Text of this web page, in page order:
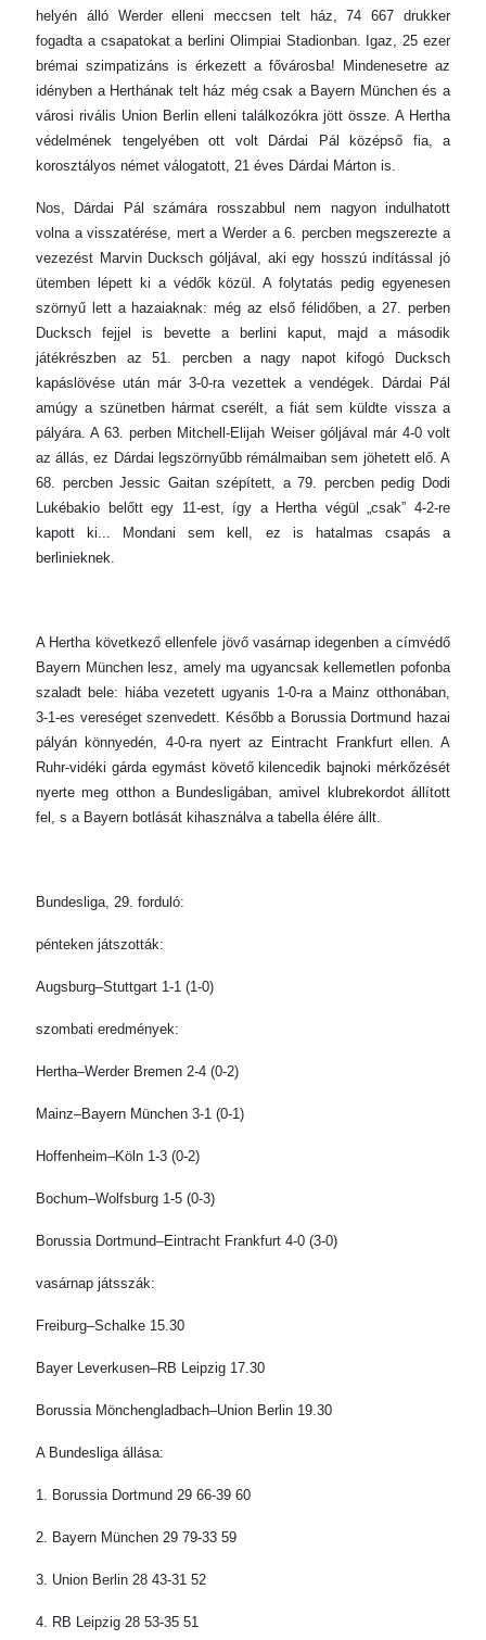
helyén álló Werder elleni meccsen telt ház, 74 667 drukker
fogadta a csapatokat a berlini Olimpiai Stadionban. Igaz, 25 ezer
brémai szimpatizáns is érkezett a fővárosba! Mindenesetre az
idényben a Herthának telt ház még csak a Bayern München és a
városi rivális Union Berlin elleni találkozókra jött össze. A Hertha
védelmének tengelyében ott volt Dárdai Pál középső fia, a
korosztályos német válogatott, 21 éves Dárdai Márton is.
Nos, Dárdai Pál számára rosszabbul nem nagyon indulhatott
volna a visszatérése, mert a Werder a 6. percben megszerezte a
vezezést Marvin Ducksch góljával, aki egy hosszú indítással jó
ütemben lépett ki a védők közül. A folytatás pedig egyenesen
szörnyű lett a hazaiaknak: még az első félidőben, a 27. perben
Ducksch fejjel is bevette a berlini kaput, majd a második
játékrészben az 51. percben a nagy napot kifogó Ducksch
kapáslövése után már 3-0-ra vezettek a vendégek. Dárdai Pál
amúgy a szünetben hármat cserélt, a fiát sem küldte vissza a
pályára. A 63. perben Mitchell-Elijah Weiser góljával már 4-0 volt
az állás, ez Dárdai legszörnyűbb rémálmaiban sem jöhetett elő. A
68. percben Jessic Gaitan szépített, a 79. percben pedig Dodi
Lukébakio belőtt egy 11-est, így a Hertha végül „csak” 4-2-re
kapott ki... Mondani sem kell, ez is hatalmas csapás a
berlinieknek.
A Hertha következő ellenfele jövő vasárnap idegenben a címvédő
Bayern München lesz, amely ma ugyancsak kellemetlen pofonba
szaladt bele: hiába vezetett ugyanis 1-0-ra a Mainz otthonában,
3-1-es vereséget szenvedett. Később a Borussia Dortmund hazai
pályán könnyedén, 4-0-ra nyert az Eintracht Frankfurt ellen. A
Ruhr-vidéki gárda egymást követő kilencedik bajnoki mérkőzését
nyerte meg otthon a Bundesligában, amivel klubrekordot állított
fel, s a Bayern botlását kihasználva a tabella élére állt.
Bundesliga, 29. forduló:
pénteken játszották:
Augsburg–Stuttgart 1-1 (1-0)
szombati eredmények:
Hertha–Werder Bremen 2-4 (0-2)
Mainz–Bayern München 3-1 (0-1)
Hoffenheim–Köln 1-3 (0-2)
Bochum–Wolfsburg 1-5 (0-3)
Borussia Dortmund–Eintracht Frankfurt 4-0 (3-0)
vasárnap játsszák:
Freiburg–Schalke 15.30
Bayer Leverkusen–RB Leipzig 17.30
Borussia Mönchengladbach–Union Berlin 19.30
A Bundesliga állása:
1. Borussia Dortmund 29 66-39 60
2. Bayern München 29 79-33 59
3. Union Berlin 28 43-31 52
4. RB Leipzig 28 53-35 51